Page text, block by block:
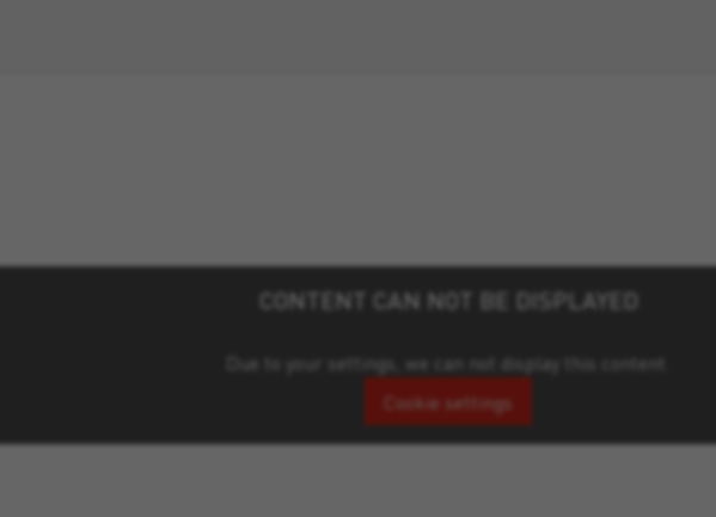
CONTENT CAN NOT BE DISPLAYED
Due to your settings, we can not display this content.
Cookie settings